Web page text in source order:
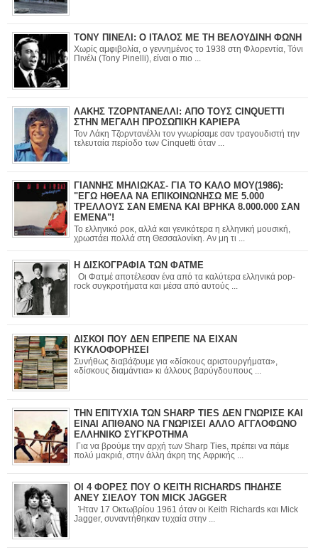
ΤΟΝΥ ΠΙΝΕΛΙ: Ο ΙΤΑΛΟΣ ΜΕ ΤΗ ΒΕΛΟΥΔΙΝΗ ΦΩΝΗ
Χωρίς αμφιβολία, ο γεννημένος το 1938 στη Φλορεντία, Τόνι
Πινέλι (Tony Pinelli), είναι ο πιο ...
ΛΑΚΗΣ ΤΖΟΡΝΤΑΝΕΛΛΙ: ΑΠΟ ΤΟΥΣ CINQUETTI
ΣΤΗΝ ΜΕΓΑΛΗ ΠΡΟΣΩΠΙΚΗ ΚΑΡΙΕΡΑ
Τον Λάκη Τζορντανέλλι τον γνωρίσαμε σαν τραγουδιστή την
τελευταία περίοδο των Cinquetti όταν ...
ΓΙΑΝΝΗΣ ΜΗΛΙΩΚΑΣ- ΓΙΑ ΤΟ ΚΑΛΟ ΜΟΥ(1986):
"ΕΓΩ ΗΘΕΛΑ ΝΑ ΕΠΙΚΟΙΝΩΝΗΣΩ ΜΕ 5.000
ΤΡΕΛΛΟΥΣ ΣΑΝ ΕΜΕΝΑ ΚΑΙ ΒΡΗΚΑ 8.000.000 ΣΑΝ
ΕΜΕΝΑ"!
Το ελληνικό ροκ, αλλά και γενικότερα η ελληνική μουσική,
χρωστάει πολλά στη Θεσσαλονίκη. Αν μη τι ...
Η ΔΙΣΚΟΓΡΑΦΙΑ ΤΩΝ ΦΑΤΜΕ
Οι Φατμέ αποτέλεσαν ένα από τα καλύτερα ελληνικά pop-
rock συγκροτήματα και μέσα από αυτούς ...
ΔΙΣΚΟΙ ΠΟΥ ΔΕΝ ΕΠΡΕΠΕ ΝΑ ΕΙΧΑΝ
ΚΥΚΛΟΦΟΡΗΣΕΙ
Συνήθως διαβάζουμε για «δίσκους αριστουργήματα»,
«δίσκους διαμάντια» κι άλλους βαρύγδουπους ...
ΤΗΝ ΕΠΙΤΥΧΙΑ ΤΩΝ SHARP TIES ΔΕΝ ΓΝΩΡΙΣΕ ΚΑΙ
ΕΙΝΑΙ ΑΠΙΘΑΝΟ ΝΑ ΓΝΩΡΙΣΕΙ ΑΛΛΟ ΑΓΓΛΟΦΩΝΟ
ΕΛΛΗΝΙΚΟ ΣΥΓΚΡΟΤΗΜΑ
Για να βρούμε την αρχή των Sharp Ties, πρέπει να πάμε
πολύ μακριά, στην άλλη άκρη της Αφρικής ...
ΟΙ 4 ΦΟΡΕΣ ΠΟΥ Ο KEITH RICHARDS ΠΗΔΗΣΕ
ΑΝΕΥ ΣΙΕΛΟΥ ΤΟΝ MICK JAGGER
Ήταν 17 Οκτωβρίου 1961 όταν οι Keith Richards και Mick
Jagger, συναντήθηκαν τυχαία στην ...